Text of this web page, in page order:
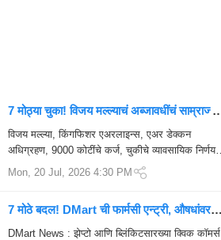
7 मोठ्या चुका! विजय मल्ल्याचं अब्जावधींचं साम्राज्य
कसं कोसळलं? ‘किंग ऑफ गुड टाइम्स’ ते ‘किंग ऑफ
बॅड टाइम्स’चा धक्कादायक प्रवास
विजय मल्ल्या, किंगफिशर एअरलाइन्स, एअर डेक्कन
अधिग्रहण, 9000 कोटींचे कर्ज, चुकीचे व्यावसायिक निर्णय
आणि 2012 मधील एअरलाइन बंद होण्यामागील संपूर्ण क...
Mon, 20 Jul, 2026 4:30 PM
7 मोठे बदल! DMart ची फार्मसी एन्ट्री, औषधांवर
20% सूट; झेप्टो-ब्लिंकिटला मोठे आव्हान
DMart News : झेप्टो आणि ब्लिंकिटसारख्या क्विक कॉमर्स